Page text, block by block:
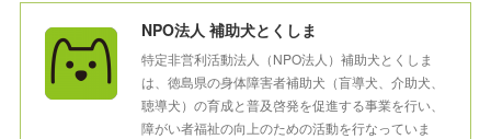
NPO法人 補助犬とくしま
特定非営利活動法人（NPO法人）補助犬とくしま
は、徳島県の身体障害者補助犬（盲導犬、介助犬、
聴導犬）の育成と普及啓発を促進する事業を行い、
障がい者福祉の向上のための活動を行なっていま